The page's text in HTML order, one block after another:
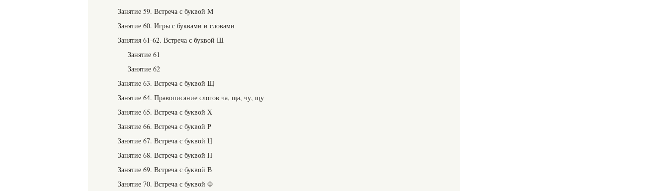
Занятие 59. Встреча с буквой М
Занятие 60. Игры с буквами и словами
Занятия 61-62. Встреча с буквой Ш
Занятие 61
Занятие 62
Занятие 63. Встреча с буквой Щ
Занятие 64. Правописание слогов ча, ща, чу, щу
Занятие 65. Встреча с буквой X
Занятие 66. Встреча с буквой Р
Занятие 67. Встреча с буквой Ц
Занятие 68. Встреча с буквой Н
Занятие 69. Встреча с буквой В
Занятие 70. Встреча с буквой Ф